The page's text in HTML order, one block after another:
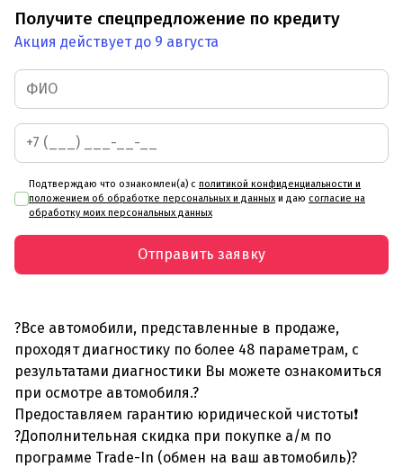
Получите спецпредложение по кредиту
Акция действует до 9 августа
Подтверждаю что ознакомлен(а) с политикой конфиденциальности и
положением об обработке персональных и данных и даю согласие на
обработку моих персональных данных
Отправить заявку
?Все автомобили, представленные в продаже,
проходят диагностику по более 48 параметрам, с
результатами диагностики Вы можете ознакомиться
при осмотре автомобиля.?
Предоставляем гарантию юридической чистоты❗
?Дополнительная скидка при покупке а/м по
программе Trade-In (обмен на ваш автомобиль)?